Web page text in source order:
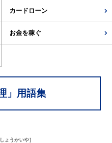
カードローン
お金を稼ぐ
」用語集
ょうかいや］